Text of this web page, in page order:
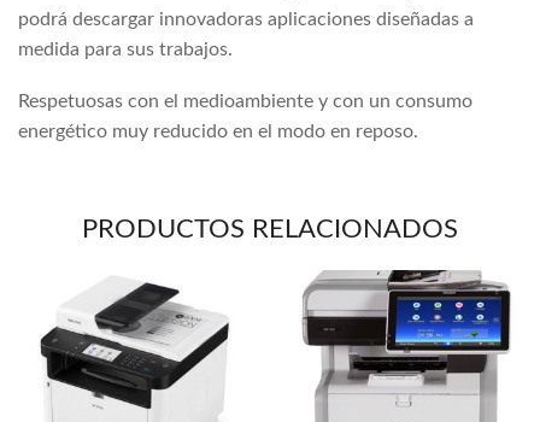
podrá descargar innovadoras aplicaciones diseñadas a
medida para sus trabajos.
Respetuosas con el medioambiente y con un consumo
energético muy reducido en el modo en reposo.
PRODUCTOS RELACIONADOS